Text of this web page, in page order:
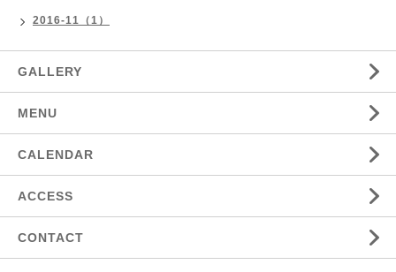
2016-11（1）
GALLERY
MENU
CALENDAR
ACCESS
CONTACT